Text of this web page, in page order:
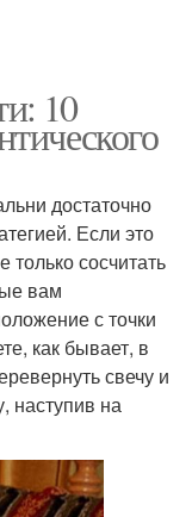
10
достаточно
Если это
только сосчитать
вам
с точки
как бывает, в
свечу и
наступив на